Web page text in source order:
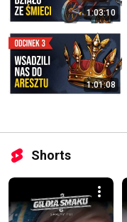
1:03:10
1:01:08
Shorts